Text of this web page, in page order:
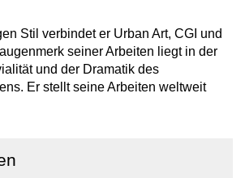
Stil verbindet er Urban Art, CGI und
seiner Arbeiten liegt in der
und der Dramatik des
Er stellt seine Arbeiten weltweit